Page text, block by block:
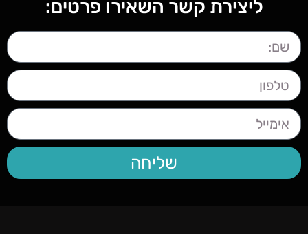
ליצירת קשר השאירו פרטים:
שליחה